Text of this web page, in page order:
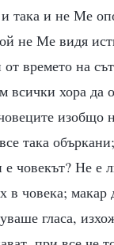
така и не Ме
не Ме видя
времето на
всички хора
изобщо
така
човекът? Не е
човека; макар
гласа,